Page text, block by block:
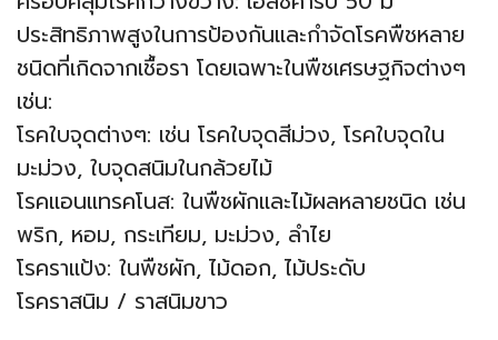
ประสิทธิภาพสูงในการป้องกันและกำจัดโรคพืชหลาย
ชนิดที่เกิดจากเชื้อรา โดยเฉพาะในพืชเศรษฐกิจต่างๆ
เช่น:
โรคใบจุดต่างๆ: เช่น โรคใบจุดสีม่วง, โรคใบจุดใน
มะม่วง, ใบจุดสนิมในกล้วยไม้
โรคแอนแทรคโนส: ในพืชผักและไม้ผลหลายชนิด เช่น
พริก, หอม, กระเทียม, มะม่วง, ลำไย
โรคราแป้ง: ในพืชผัก, ไม้ดอก, ไม้ประดับ
โรคราสนิม / ราสนิมขาว